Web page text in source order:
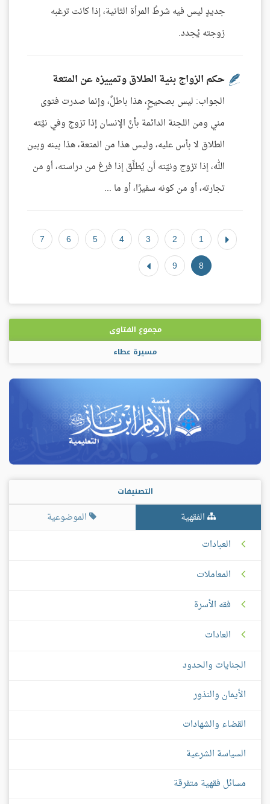
جديدٍ ليس فيه شرطُ المرأة الثانية، إذا كانت ترغبه
زوجته يُجدد.
حكم الزواج بنية الطلاق وتمييزه عن المتعة
الجواب: ليس بصحيحٍ، هذا باطلٌ، وإنما صدرت فتوى
مني ومن اللجنة الدائمة بأنَّ الإنسان إذا تزوج وفي نيَّته
الطلاق لا بأس عليه، وليس هذا من المتعة، هذا بينه وبين
الله، إذا تزوج ونيّته أن يُطلِّق إذا فرغ من دراسته، أو من
تجارته، أو من كونه سفيرًا، أو ما ...
1
2
3
4
5
6
7
8
9
مجموع الفتاوى
مسيرة عطاء
التصنيفات
الفقهية
الموضوعية
العبادات
المعاملات
فقه الأسرة
العادات
الجنايات والحدود
الأيمان والنذور
القضاء والشهادات
السياسة الشرعية
مسائل فقهية متفرقة